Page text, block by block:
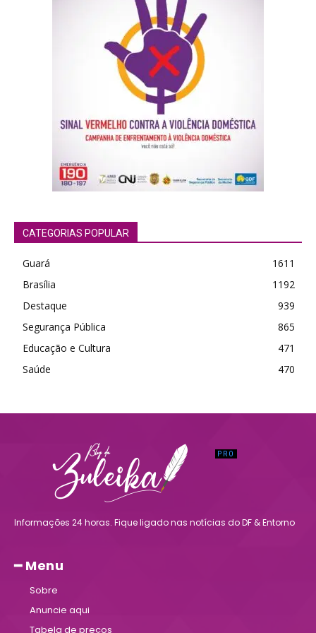
Orci varius natoque dolor
CATEGORIAS POPULAR
Guará
1611
Brasília
1192
Destaque
939
Segurança Pública
865
Educação e Cultura
471
Saúde
470
Informações 24 horas. Fique ligado nas notícias do DF & Entorno
━ Menu
Sobre
Anuncie aqui
Tabela de preços